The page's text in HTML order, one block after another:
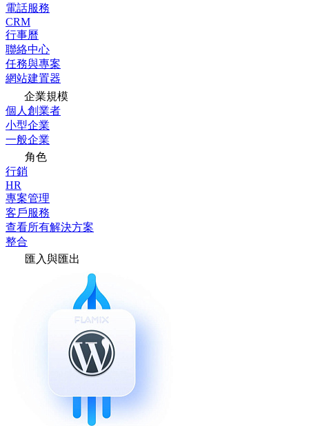
電話服務
CRM
行事曆
聯絡中心
任務與專案
網站建置器
企業規模
個人創業者
小型企業
一般企業
角色
行銷
HR
專案管理
客戶服務
查看所有解決方案
整合
匯入與匯出